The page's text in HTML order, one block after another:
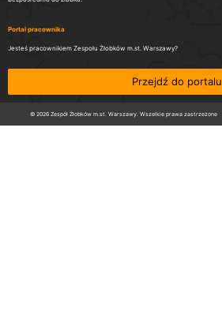
Portal pracownika
Jesteś pracownikiem Zespołu Żłobków m.st. Warszawy?
Przejdź do portalu
© 2026 Zespół Żłobków m.st. Warszawy. Wszelkie prawa zastrzeżone